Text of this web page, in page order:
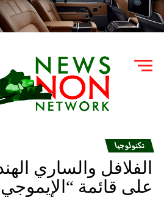
تكنولوجيا
الفلافل والساري
على قائمة